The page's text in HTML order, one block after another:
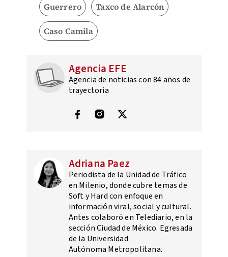
Guerrero Taxco de Alarcón
Caso Camila
Agencia EFE
Agencia de noticias con 84 años de
trayectoria
Adriana Paez
Periodista de la Unidad de Tráfico
en Milenio, donde cubre temas de
Soft y Hard con enfoque en
información viral, social y cultural.
Antes colaboró en Telediario, en la
sección Ciudad de México. Egresada
de la Universidad
Autónoma Metropolitana.